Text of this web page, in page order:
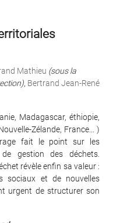
Mathieu (sous la
, Bertrand Jean-René
Madagascar, éthiopie,
Zélande, France... )
fait le point sur les
gestion des déchets.
révèle enfin sa valeur :
sociaux et de nouvelles
urgent de structurer son